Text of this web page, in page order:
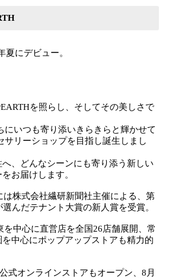
夏にデビュー。
を照らし、そしてその美しさで
にいつも寄り添いきらきらと輝かせて
サリーショップを目指し誕生しまし
、どんなシーンにも寄り添う新しい
お届けします。
は株式会社繊研新聞社主催による、第
んだテナント大賞の新人賞を受賞。
を中心に直営店を全国26店舗展開、常
中心にポップアップストアも精力的
式オンラインストアもオープン、8月